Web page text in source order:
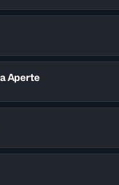
Aperte